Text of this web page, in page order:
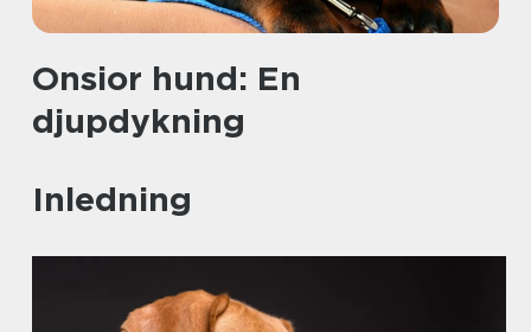
Onsior hund: En
djupdykning
Inledning